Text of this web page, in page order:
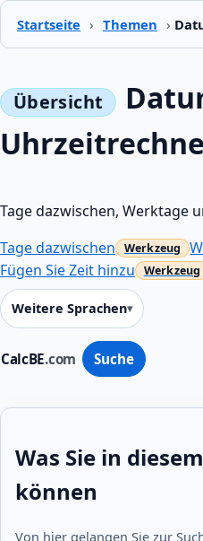
Startseite › Themen ›
CalcBE.com Suche
Tage dazwischen, Werktage
Tage dazwischen
Fügen Sie Zeit hinzu
Weitere Sprachen
Was Sie in
können
Von hier gelangen Sie zur